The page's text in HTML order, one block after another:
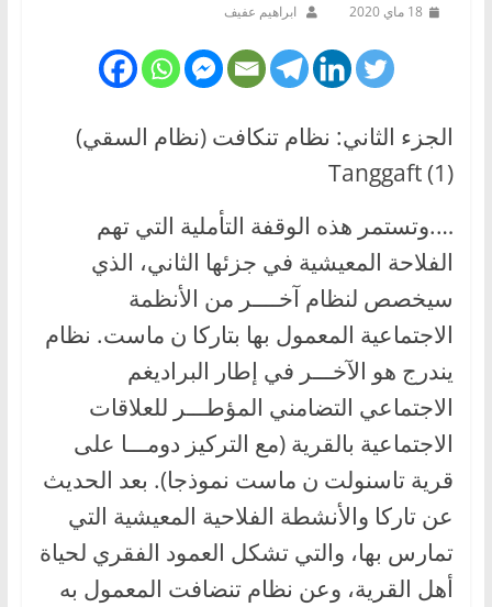
18 ماي 2020 ابراهيم عفيف
الجزء الثاني: نظام تنكافت (نظام السقي)
Tanggaft (1)
….وتستمر هذه الوقفة التأملية التي تهم
الفلاحة المعيشية في جزئها الثاني، الذي
سيخصص لنظام آخــــر من الأنظمة
الاجتماعية المعمول بها بتاركا ن ماست. نظام
يندرج هو الآخـــر في إطار البراديغم
الاجتماعي التضامني المؤطـــر للعلاقات
الاجتماعية بالقرية (مع التركيز دومـــا على
قرية تاسنولت ن ماست نموذجا). بعد الحديث
عن تاركا والأنشطة الفلاحية المعيشية التي
تمارس بها، والتي تشكل العمود الفقري لحياة
أهل القرية، وعن نظام تنضافت المعمول به